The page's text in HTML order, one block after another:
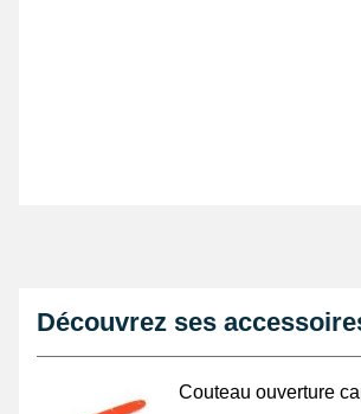
Découvrez ses
Couteau ouverture